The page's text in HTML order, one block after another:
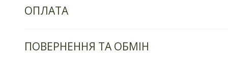
ОПЛАТА
ПОВЕРНЕННЯ ТА ОБМІН